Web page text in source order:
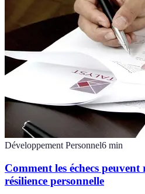
Développement Personnel6 min
Comment les échecs
résilience personnelle